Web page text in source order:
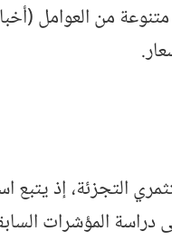
من العوامل
التجزئة، إذ يتبع
دراسة المؤشرات